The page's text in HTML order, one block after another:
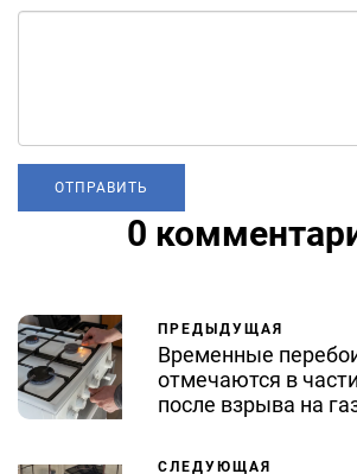
0
ПРЕДЫДУЩАЯ
Временные
отмечаются в
после взрыва на
СЛЕДУЮЩАЯ